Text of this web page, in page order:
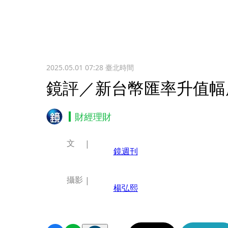
2025.05.01 07:28臺北時間
鏡評／新台幣匯率升值
財經理財
文
鏡週刊
攝影
楊弘熙